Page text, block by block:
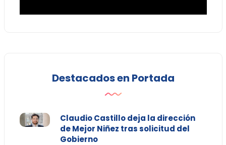
Destacados en Portada
Claudio Castillo deja la dirección
de Mejor Niñez tras solicitud del
Gobierno